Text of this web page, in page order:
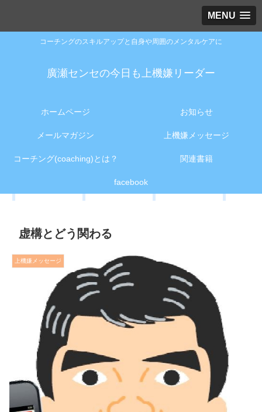
MENU
コーチングのスキルアップと自身や周囲のメンタルケアに
廣瀬センセの今日も上機嫌リーダー
ホームページ お知らせ
メールマガジン 上機嫌メッセージ
コーチング(coaching)とは？ 関連書籍
facebook
虚構とどう関わる
上機嫌メッセージ